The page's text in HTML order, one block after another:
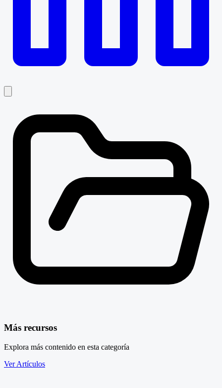
Más recursos
Explora más contenido en esta categoría
Ver Artículos